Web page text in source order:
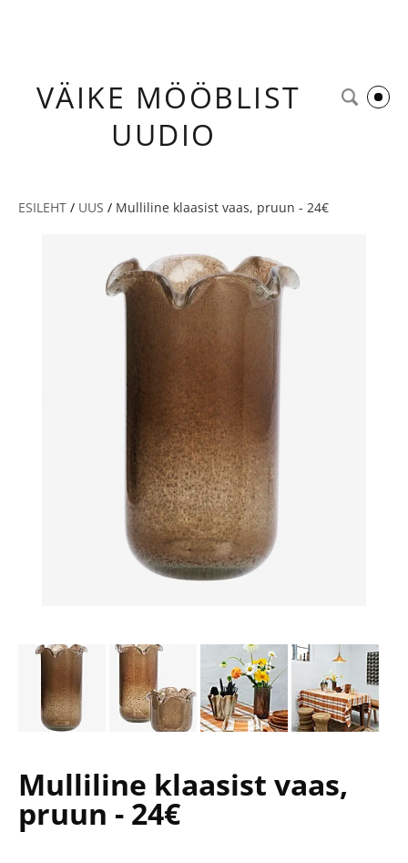
VÄIKE MÖÖBLIST
UUDIO
ESILEHT / UUS / Mulliline klaasist vaas, pruun - 24€
Mulliline klaasist vaas,
pruun - 24€